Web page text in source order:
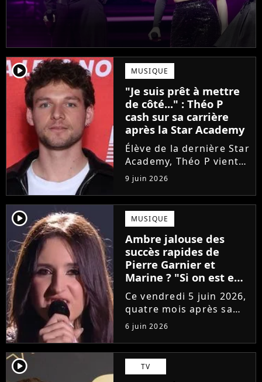
player2 MUSIQUE
"Je suis prêt à mettre
de côté..." : Théo P
cash sur sa carrière
après la Star Academy
Élève de la dernière Star
Academy, Théo P vient
de sortir son premier
single Garçon solide. En
interview, l'ancien
candidat se livre à
coeur ouvert sur
l'avenir incertain dans
le milieu...
9 juin 2026
player2 MUSIQUE
Ambre jalouse des
succès rapides de
Pierre Garnier et
Marine ? "Si on est en
compétition..."
Ce vendredi 5 juin 2026,
quatre mois après sa
victoire à la Star
Academy, Ambre a
dévoilé J'me demande,
son premier single. Une
chanson arrivée
6 juin 2026
player2 TV